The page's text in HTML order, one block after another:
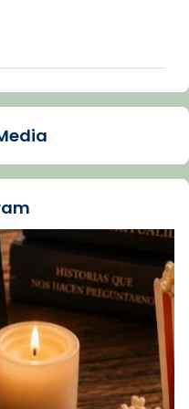
Fa gairebé
Companys, la
Vatican
news/2026-
papa-viaje-